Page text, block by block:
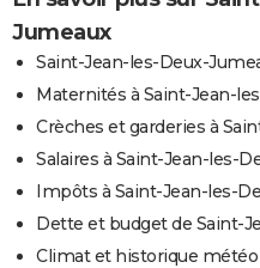
Jumeaux
Saint-Jean-les-Deux-
Maternités à Saint-Jean-
Crèches et garderies à
Salaires à Saint-Jean-les-
Impôts à Saint-Jean-les-
Dette et budget de Saint-
Climat et historique